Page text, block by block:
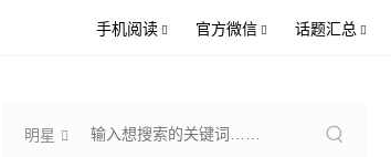
手机阅读 官方微信 话题汇总
明星